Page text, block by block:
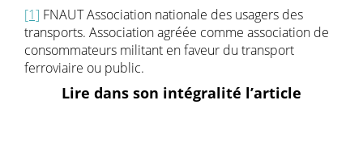
[1] FNAUT Association nationale des usagers des
transports. Association agréée comme association de
consommateurs militant en faveur du transport
ferroviaire ou public.
Lire dans son intégralité l’article